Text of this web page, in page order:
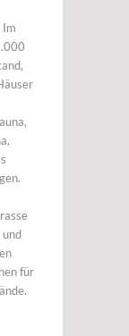
Im
und
für